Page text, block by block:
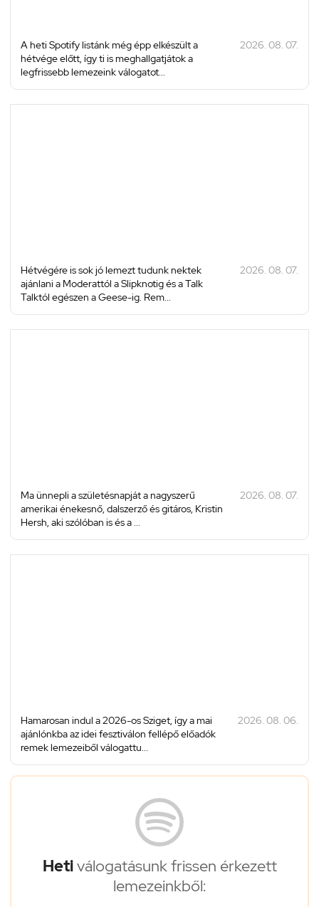
A heti Spotify listánk még épp elkészült a
hétvége előtt, így ti is meghallgatjátok a
legfrissebb lemezeink válogatot...
2026. 08. 07.
Hétvégére is sok jó lemezt tudunk nektek
ajánlani a Moderattól a Slipknotig és a Talk
Talktól egészen a Geese-ig. Rem...
2026. 08. 07.
Ma ünnepli a születésnapját a nagyszerű
amerikai énekesnő, dalszerző és gitáros, Kristin
Hersh, aki szólóban is és a ...
2026. 08. 07.
Hamarosan indul a 2026-os Sziget, így a mai
ajánlónkba az idei fesztiválon fellépő előadók
remek lemezeiből válogattu...
2026. 08. 06.
Hetiválogatásunk frissen érkezett
lemezeinkből: